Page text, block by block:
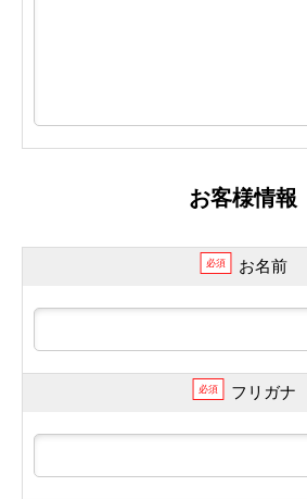
お客様情報
必須 お名前
必須 フリガナ